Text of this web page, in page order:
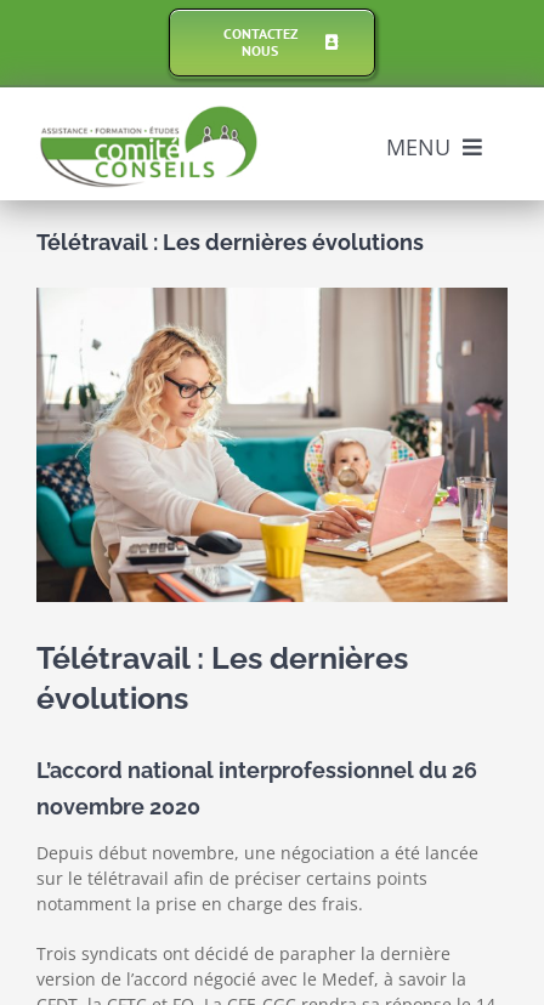
CONTACTEZ
NOUS
MENU
Assistance
Formations
Expertises
Comptabilité
Actualité des CSE
Télétravail : Les dernières évolutions
Voir
l'image
agrandie
Télétravail : Les dernières
évolutions
L’accord national interprofessionnel du 26
novembre 2020
Depuis début novembre, une négociation a été lancée
sur le télétravail afin de préciser certains points
notamment la prise en charge des frais.
Trois syndicats ont décidé de parapher la dernière
version de l’accord négocié avec le Medef, à savoir la